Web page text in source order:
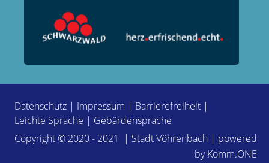
Datenschutz | Impressum | Barrierefreiheit |
Leichte Sprache | Gebärdensprache
Copyright © 2020 - 2021 | Stadt Vöhrenbach | powered
byKomm.ONE